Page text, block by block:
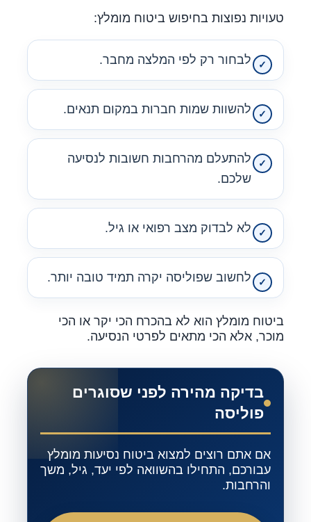
טעויות נפוצות בחיפוש ביטוח מומלץ:
לבחור רק לפי המלצה מחבר.
להשוות שמות חברות במקום תנאים.
להתעלם מהרחבות חשובות לנסיעה
שלכם.
לא לבדוק מצב רפואי או גיל.
לחשוב שפוליסה יקרה תמיד טובה יותר.
ביטוח מומלץ הוא לא בהכרח הכי יקר או הכי
מוכר, אלא הכי מתאים לפרטי הנסיעה.
בדיקה מהירה לפני שסוגרים
פוליסה
אם אתם רוצים למצוא ביטוח נסיעות מומלץ
עבורכם, התחילו בהשוואה לפי יעד, גיל, משך
והרחבות.